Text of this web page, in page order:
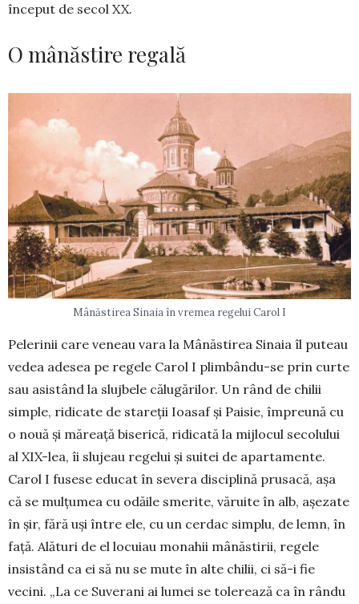
început de secol XX.
O mânăstire regală
Mânăstirea Sinaia în vremea regelui Carol I
Pelerinii care veneau vara la Mânăstirea Sinaia îl puteau
vedea adesea pe regele Carol I plim­bân­du-se prin curte
sau asistând la slujbele călu­gă­rilor. Un rând de chilii
simple, ridicate de stareții Ioasaf și Paisie, împreună cu
o nouă și măreață bise­rică, ridicată la mijlocul secolului
al XIX-lea, îi slujeau regelui și suitei de apartamente.
Carol I fu­sese edu­cat în severa disciplină prusacă, așa
că se mulțumea cu odăile smerite, văruite în alb, așezate
în șir, fără uși între ele, cu un cerdac simplu, de lemn, în
față. Alături de el locuiau monahii mânăs­tirii, regele
insistând ca ei să nu se mute în alte chilii, ci să-i fie
vecini. „La ce Suverani ai lumei se tolerează ca în rându